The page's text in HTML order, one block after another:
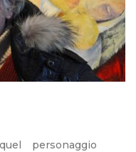
personaggio